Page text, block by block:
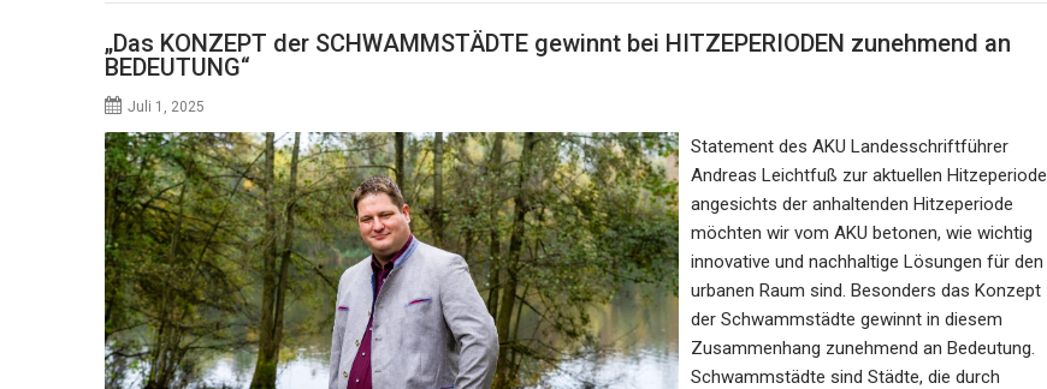
„Das KONZEPT der SCHWAMMSTÄDTE gewinnt bei HITZEPERIODEN zunehmend an
BEDEUTUNG“
Juli 1, 2025
Statement des AKU Landesschriftführer
Andreas Leichtfuß zur aktuellen Hitzeperiode
angesichts der anhaltenden Hitzeperiode
möchten wir vom AKU betonen, wie wichtig
innovative und nachhaltige Lösungen für den
urbanen Raum sind. Besonders das Konzept
der Schwammstädte gewinnt in diesem
Zusammenhang zunehmend an Bedeutung.
Schwammstädte sind Städte, die durch